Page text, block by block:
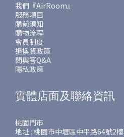
我們『AirRoom』
服務項目
購前須知
購物流程
會員制度
退換貨政策
問與答Q&A
隱私政策
實體店面及聯絡資訊
桃園門市
地址 : 桃園市中壢區中平路64號2樓